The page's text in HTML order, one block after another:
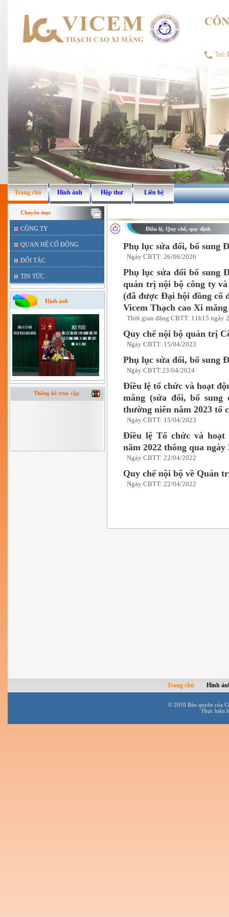
Trang chủ Hình ảnh Hộp thư Liên hệ
Chuyên mục
CÔNG TY
QUAN HỆ CỔ ĐÔNG
ĐỐI TÁC
TIN TỨC
Hình ảnh
Thống kê truy cập
Điều lệ, Quy chế, quy định
Phụ lục sửa đổi, bổ sung
Ngày CBTT: 26/06/2026
Phụ lục sửa đổi bổ sung
quản trị nội bộ công ty
(đã được Đại hội đồng cổ
Vicem Thạch cao Xi
Thời gian đăng CBTT: 11h15 ngày
Quy chế nội bộ quản trị
Ngày CBTT: 15/04/2023
Phụ lục sửa đổi, bổ sung
Ngày CBTT:23/04/2024
Điều lệ tổ chức và hoạt
măng (sửa đổi, bổ
thường niên năm 2023 tổ
Ngày CBTT: 15/04/2023
Điều lệ Tổ chức và
năm 2022 thông qua ngày
Ngày CBTT: 22/04/2022
Quy chế nội bộ về Quản
Ngày CBTT: 22/04/2022
Trang chủ Hình
© 2010 Bản quyền của
Thực hiện